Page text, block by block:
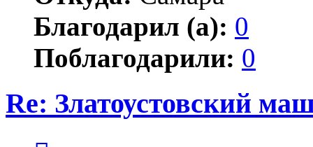
Благодарил (а): 0
Поблагодарили: 0
Re: Златоустовский